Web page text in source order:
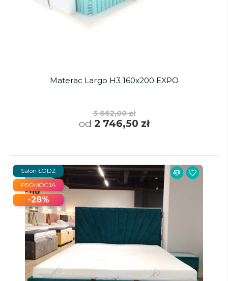
Materac Largo H3 160x200 EXPO
3 662,00 zł
od 2 746,50 zł
PROMOCJA
-28%
Salon ŁÓDŹ